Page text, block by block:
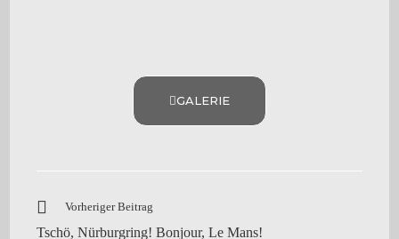
GALERIE
Vorheriger Beitrag
Tschö, Nürburgring! Bonjour, Le Mans!